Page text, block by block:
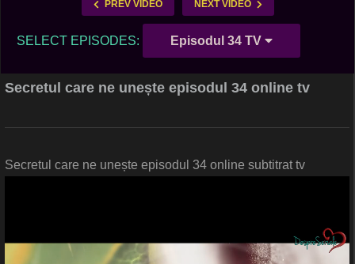
PREV VIDEO NEXT VIDEO
SELECT EPISODES: Episodul 34 TV
Secretul care ne unește episodul 34 online tv
Secretul care ne unește episodul 34 online subtitrat tv